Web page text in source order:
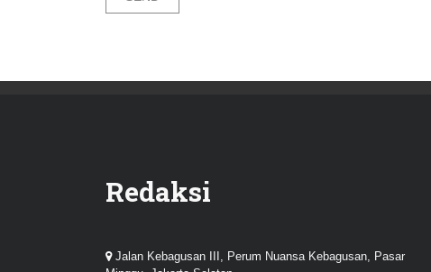
Redaksi
Jalan Kebagusan III, Perum Nuansa Kebagusan, Pasar